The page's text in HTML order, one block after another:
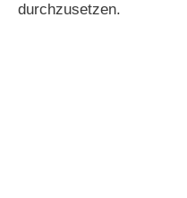
durchzusetzen.